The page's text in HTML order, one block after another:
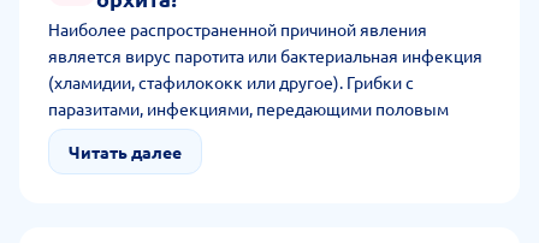
Наиболее распространенной причиной явления
является вирус паротита или бактериальная инфекция
(хламидии, стафилококк или другое). Грибки с
паразитами, инфекциями, передающими половым
путем, также ведут к заболеванию. В факторе риска
мужчина, получивший травму мошонки, отравившийся
Читать далее